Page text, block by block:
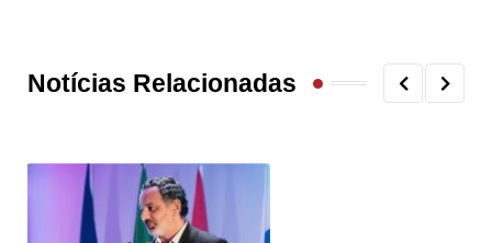
Notícias Relacionadas